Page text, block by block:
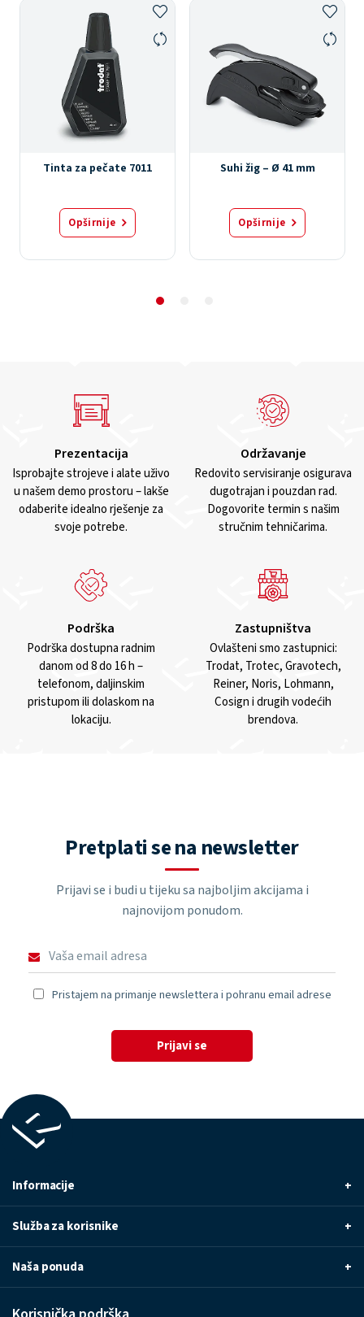
Tinta za pečate 7011
Opširnije
Suhi žig – Ø 41 mm
Opširnije
Prezentacija
Isprobajte strojeve i alate uživo
u našem demo prostoru – lakše
odaberite idealno rješenje za
svoje potrebe.
Održavanje
Redovito servisiranje osigurava
dugotrajan i pouzdan rad.
Dogovorite termin s našim
stručnim tehničarima.
Podrška
Podrška dostupna radnim
danom od 8 do 16 h –
telefonom, daljinskim
pristupom ili dolaskom na
lokaciju.
Zastupništva
Ovlašteni smo zastupnici:
Trodat, Trotec, Gravotech,
Reiner, Noris, Lohmann,
Cosign i drugih vodećih
brendova.
Pretplati se na newsletter
Prijavi se i budi u tijeku sa najboljim akcijama i
najnovijom ponudom.
Pristajem na primanje newslettera i pohranu email adrese
Prijavi se
Informacije +
Služba za korisnike +
Naša ponuda +